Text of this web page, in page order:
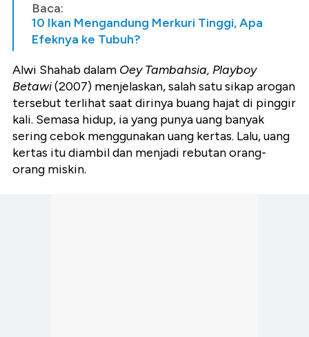
Baca:
10 Ikan Mengandung Merkuri Tinggi, Apa
Efeknya ke Tubuh?
Alwi Shahab dalam Oey Tambahsia, Playboy
Betawi(2007) menjelaskan, salah satu sikap arogan
tersebut terlihat saat dirinya buang hajat di pinggir
kali. Semasa hidup, ia yang punya uang banyak
sering cebok menggunakan uang kertas. Lalu, uang
kertas itu diambil dan menjadi rebutan orang-
orang miskin.